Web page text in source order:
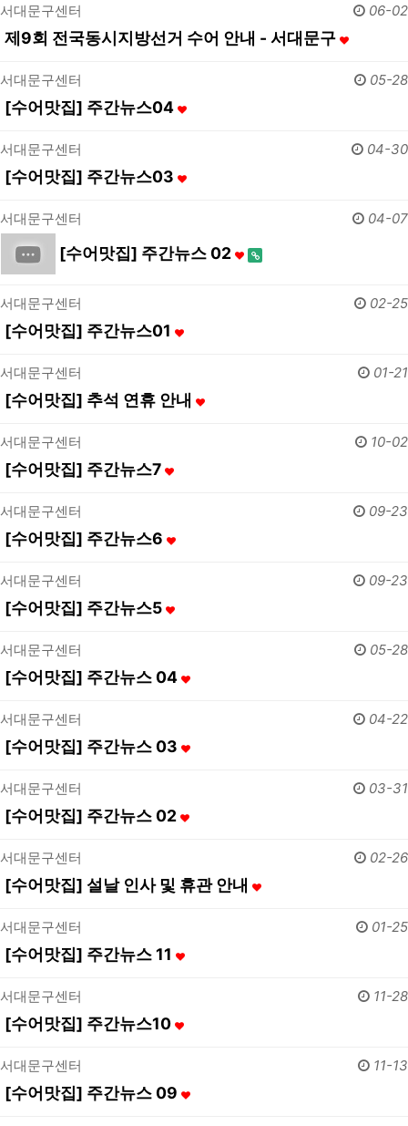
서대문구센터 06-02
제9회 전국동시지방선거 수어 안내 - 서대문구
서대문구센터 05-28
[수어맛집] 주간뉴스04
서대문구센터 04-30
[수어맛집] 주간뉴스03
서대문구센터 04-07
[수어맛집] 주간뉴스 02
서대문구센터 02-25
[수어맛집] 주간뉴스01
서대문구센터 01-21
[수어맛집] 추석 연휴 안내
서대문구센터 10-02
[수어맛집] 주간뉴스7
서대문구센터 09-23
[수어맛집] 주간뉴스6
서대문구센터 09-23
[수어맛집] 주간뉴스5
서대문구센터 05-28
[수어맛집] 주간뉴스 04
서대문구센터 04-22
[수어맛집] 주간뉴스 03
서대문구센터 03-31
[수어맛집] 주간뉴스 02
서대문구센터 02-26
[수어맛집] 설날 인사 및 휴관 안내
서대문구센터 01-25
[수어맛집] 주간뉴스 11
서대문구센터 11-28
[수어맛집] 주간뉴스10
서대문구센터 11-13
[수어맛집] 주간뉴스 09